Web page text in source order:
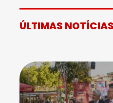
ÚLTIMAS NOTÍCIAS